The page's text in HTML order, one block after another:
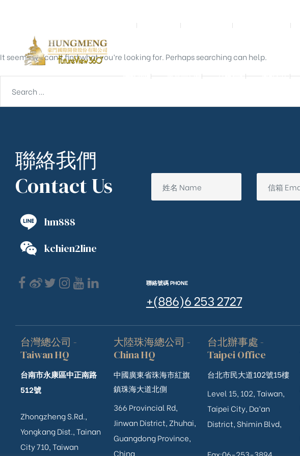
首頁 關於我們 影音實體投影
聯絡我們 東京一戶建 宮廷別墅 興墅12戶
Nothing Found
It seems we can’t find what you’re looking for. Perhaps searching can help.
聯絡我們
Contact Us
hm888
kchien2line
聯絡號碼 PHONE
+(886)6 253 2727
台灣總公司 -
Taiwan HQ
台南市永康區中正南路
512號
Zhongzheng S.Rd.,
Yongkang Dist., Tainan
City 710, Taiwan
大陸珠海總公司 -
China HQ
中國廣東省珠海市紅旗
鎮珠海大道北側
366 Provincial Rd,
Jinwan District, Zhuhai,
Guangdong Province,
China
台北辦事處 -
Taipei Office
台北市民大道102號15樓
Level 15, 102, Taiwan,
Taipei City, Da’an
District, Shimin Blvd,
含日本